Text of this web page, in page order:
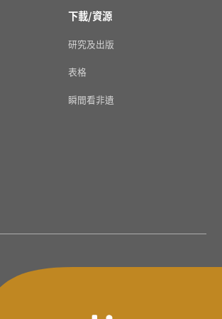
下載/資源
研究及出版
表格
瞬間看非遺